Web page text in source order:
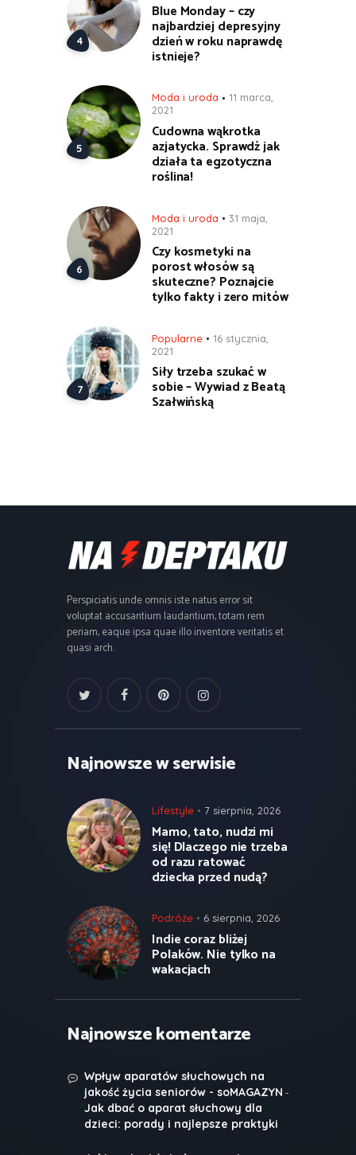
Blue Monday – czy
najbardziej depresyjny
dzień w roku naprawdę
istnieje?
Moda i uroda
11 marca,
2021
Cudowna wąkrotka
azjatycka. Sprawdź jak
działa ta egzotyczna
roślina!
Moda i uroda
31 maja,
2021
Czy kosmetyki na
porost włosów są
skuteczne? Poznajcie
tylko fakty i zero mitów
Popularne
16 stycznia,
2021
Siły trzeba szukać w
sobie – Wywiad z Beatą
Szałwińską
Perspiciatis unde omnis iste natus error sit
voluptat accusantium laudantium, totam rem
periam, eaque ipsa quae illo inventore veritatis et
quasi arch.
Najnowsze w serwisie
Lifestyle 7 sierpnia, 2026
Mamo, tato, nudzi mi
się! Dlaczego nie trzeba
od razu ratować
dziecka przed nudą?
Podróże 6 sierpnia, 2026
Indie coraz bliżej
Polaków. Nie tylko na
wakacjach
Najnowsze komentarze
Wpływ aparatów słuchowych na
jakość życia seniorów - soMAGAZYN -
Jak dbać o aparat słuchowy dla
dzieci: porady i najlepsze praktyki